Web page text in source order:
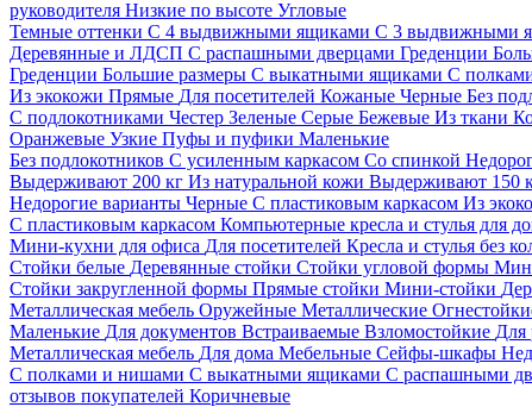
руководителя Низкие по высоте Угловые
Темные оттенки С 4 выдвижными ящиками С 3 выдвижными
Деревянные и ЛДСП С распашными дверцами Греденции
Греденции Большие размеры С выкатными ящиками С
Из экокожи Прямые Для посетителей Кожаные Черные Без
С подлокотниками Честер Зеленые Серые Бежевые Из ткани
Оранжевые Узкие Пуфы и пуфики Маленькие
Без подлокотников С усиленным каркасом Со спинкой
Выдерживают 200 кг Из натуральной кожи Выдерживают 150
Недорогие варианты Черные С пластиковым каркасом Из
С пластиковым каркасом Компьютерные кресла и стулья для
Мини-кухни для офиса Для посетителей Кресла и стулья без
Стойки белые Деревянные стойки Стойки угловой формы
Стойки закругленной формы Прямые стойки Мини-стойки
Металлическая мебель Оружейные Металлические
Маленькие Для документов Встраиваемые Взломостойкие Для
Металлическая мебель Для дома Мебельные Сейфы-шкафы
С полками и нишами С выкатными ящиками С распашными
отзывов покупателей Коричневые